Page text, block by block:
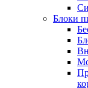
Блоки